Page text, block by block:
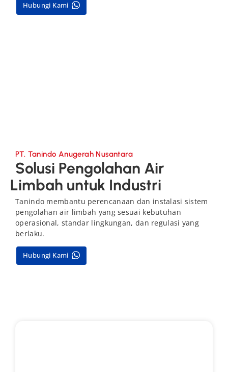
Hubungi Kami
PT. Tanindo Anugerah Nusantara
Solusi Pengolahan Air
Limbah untuk Industri
Tanindo membantu perencanaan dan instalasi sistem
pengolahan air limbah yang sesuai kebutuhan
operasional, standar lingkungan, dan regulasi yang
berlaku.
Hubungi Kami